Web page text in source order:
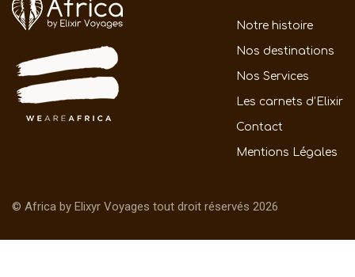
Notre histoire
Nos destinations
Nos Services
Les carnets d’Elixir
Contact
Mentions Légales
© Africa by Elixyr Voyages tout droit réservés 2026